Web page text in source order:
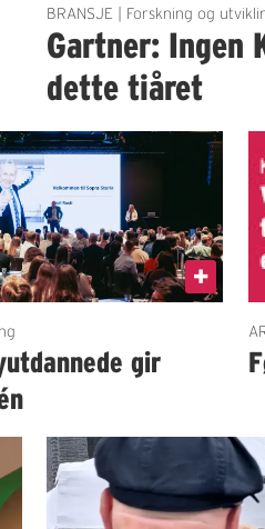
BRANSJE | Forskning og
Gartner: Ingen
dette tiåret
gir